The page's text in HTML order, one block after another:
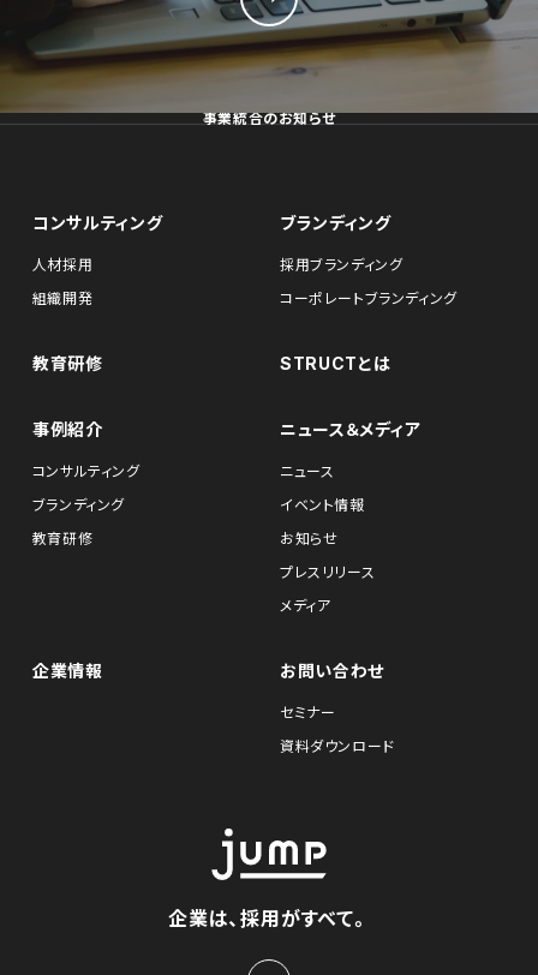
事業統合のお知らせ
コンサルティング
人材採用
組織開発
ブランディング
採用ブランディング
コーポレートブランディング
教育研修 STRUCTとは
事例紹介
コンサルティング
ブランディング
教育研修
ニュース＆メディア
ニュース
イベント情報
お知らせ
プレスリリース
メディア
企業情報 お問い合わせ
セミナー
資料ダウンロード
企業は、採用がすべて。